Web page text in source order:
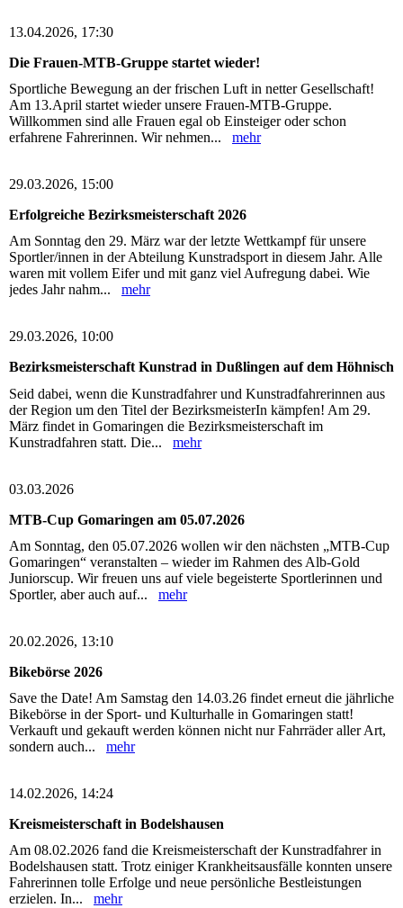
13.04.2026, 17:30
Die Frauen-MTB-Gruppe startet wieder!
Sportliche Bewegung an der frischen Luft in netter Gesellschaft!
Am 13.April startet wieder unsere Frauen-MTB-Gruppe.
Willkommen sind alle Frauen egal ob Einsteiger oder schon
erfahrene Fahrerinnen. Wir nehmen... mehr
29.03.2026, 15:00
Erfolgreiche Bezirksmeisterschaft 2026
Am Sonntag den 29. März war der letzte Wettkampf für unsere
Sportler/innen in der Abteilung Kunstradsport in diesem Jahr. Alle
waren mit vollem Eifer und mit ganz viel Aufregung dabei. Wie
jedes Jahr nahm... mehr
29.03.2026, 10:00
Bezirksmeisterschaft Kunstrad in Dußlingen auf dem Höhnisch
Seid dabei, wenn die Kunstradfahrer und Kunstradfahrerinnen aus
der Region um den Titel der BezirksmeisterIn kämpfen! Am 29.
März findet in Gomaringen die Bezirksmeisterschaft im
Kunstradfahren statt. Die... mehr
03.03.2026
MTB-Cup Gomaringen am 05.07.2026
Am Sonntag, den 05.07.2026 wollen wir den nächsten „MTB-Cup
Gomaringen“ veranstalten – wieder im Rahmen des Alb-Gold
Juniorscup. Wir freuen uns auf viele begeisterte Sportlerinnen und
Sportler, aber auch auf... mehr
20.02.2026, 13:10
Bikebörse 2026
Save the Date! Am Samstag den 14.03.26 findet erneut die jährliche
Bikebörse in der Sport- und Kulturhalle in Gomaringen statt!
Verkauft und gekauft werden können nicht nur Fahrräder aller Art,
sondern auch... mehr
14.02.2026, 14:24
Kreismeisterschaft in Bodelshausen
Am 08.02.2026 fand die Kreismeisterschaft der Kunstradfahrer in
Bodelshausen statt. Trotz einiger Krankheitsausfälle konnten unsere
Fahrerinnen tolle Erfolge und neue persönliche Bestleistungen
erzielen. In... mehr